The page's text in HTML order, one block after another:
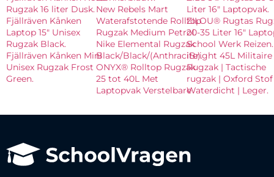
Rugzak 16 liter Dusk.
Fjällräven Kånken
Laptop 15″ Unisex
Rugzak Black.
Fjällräven Kånken Mini
Unisex Rugzak Frost
Green.
New Rebels Mart
Waterafstotende Rolltop
Rugzak Medium Petrol.
Nike Elemental Rugzak
Black/Black/(Anthracite).
ONYX® Rolltop Rugzak
25 tot 40L Met
Laptopvak Verstelbare
Liter 16″ Laptopvak.
ZILOU® Rugtas
20-35 Liter 16″
School Werk Reizen.
iBright 45L Militaire
Rugzak | Tactische
rugzak | Oxford
Waterdicht | Leger.